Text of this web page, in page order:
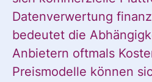
Datenverwertung
bedeutet die
Anbietern oftmals
Preismodelle können